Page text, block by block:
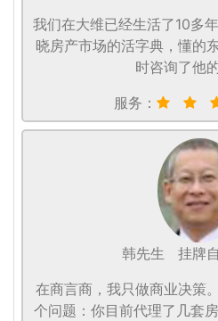
我们在大维已经生活了10多
晓房产市场的活字典，懂的
时咨询了他
服务：
韩先生
挂牌
在商言商，我只做商业决策
个问题：你目前代理了几套